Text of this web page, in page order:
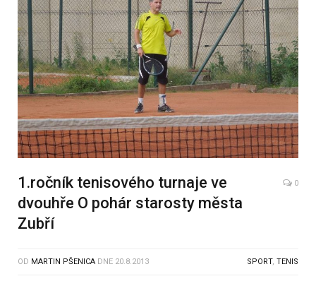
1.ročník tenisového turnaje ve
dvouhře O pohár starosty města
Zubří
0
OD MARTIN PŠENICA DNE 20.8.2013 SPORT, TENIS